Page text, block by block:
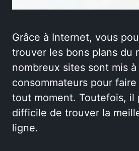
Grâce à Internet, vous
trouver les bons plans du
nombreux sites sont mis
consommateurs pour
tout moment. Toutefois, il
difficile de trouver la
ligne.